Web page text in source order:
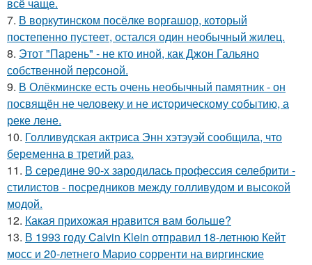
всё чаще.
7. В воркутинском посёлке воргашор, который
постепенно пустеет, остался один необычный жилец.
8. Этот "Парень" - не кто иной, как Джон Гальяно
собственной персоной.
9. В Олёкминске есть очень необычный памятник - он
посвящён не человеку и не историческому событию, а
реке лене.
10. Голливудская актриса Энн хэтэуэй сообщила, что
беременна в третий раз.
11. В середине 90-х зародилась профессия селебрити -
стилистов - посредников между голливудом и высокой
модой.
12. Какая прихожая нравится вам больше?
13. В 1993 году Calvin Klein отправил 18-летнюю Кейт
мосс и 20-летнего Марио сорренти на виргинские